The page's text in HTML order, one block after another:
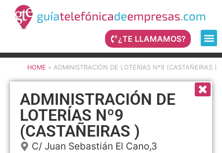
¿TE LLAMAMOS?
HOME » ADMINISTRACIÓN DE LOTERÍAS Nº9 (CASTAÑEIRAS )
ADMINISTRACIÓN DE
LOTERÍAS Nº9
(CASTAÑEIRAS )
C/ Juan Sebastián El Cano,3